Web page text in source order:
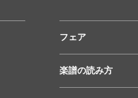
フェア
楽譜の読み方